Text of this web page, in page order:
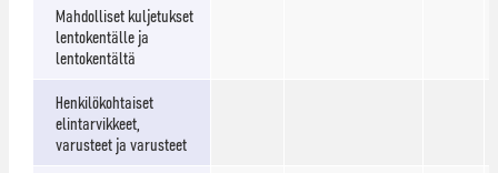
Mahdolliset kuljetukset
lentokentälle ja
lentokentältä
Henkilökohtaiset
elintarvikkeet,
varusteet ja varusteet